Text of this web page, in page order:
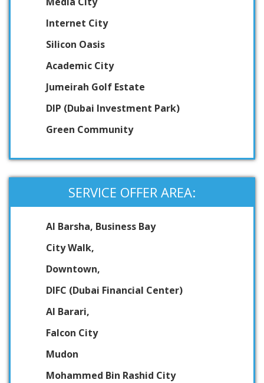
Internet City
Silicon Oasis
Academic City
Jumeirah Golf Estate
DIP (Dubai Investment Park)
Green Community
SERVICE OFFER AREA:
Al Barsha, Business Bay
City Walk,
Downtown,
DIFC (Dubai Financial Center)
Al Barari,
Falcon City
Mudon
Mohammed Bin Rashid City